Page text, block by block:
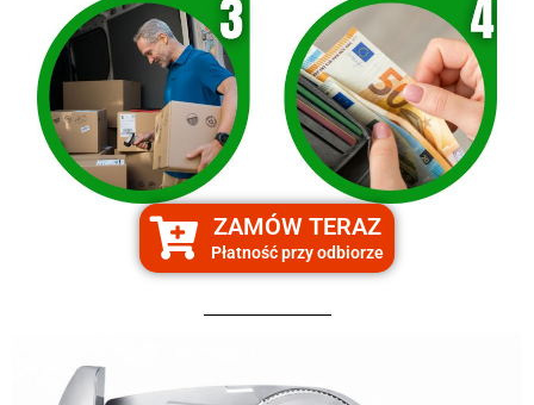
ZAMÓW TERAZ
Płatność przy odbiorze